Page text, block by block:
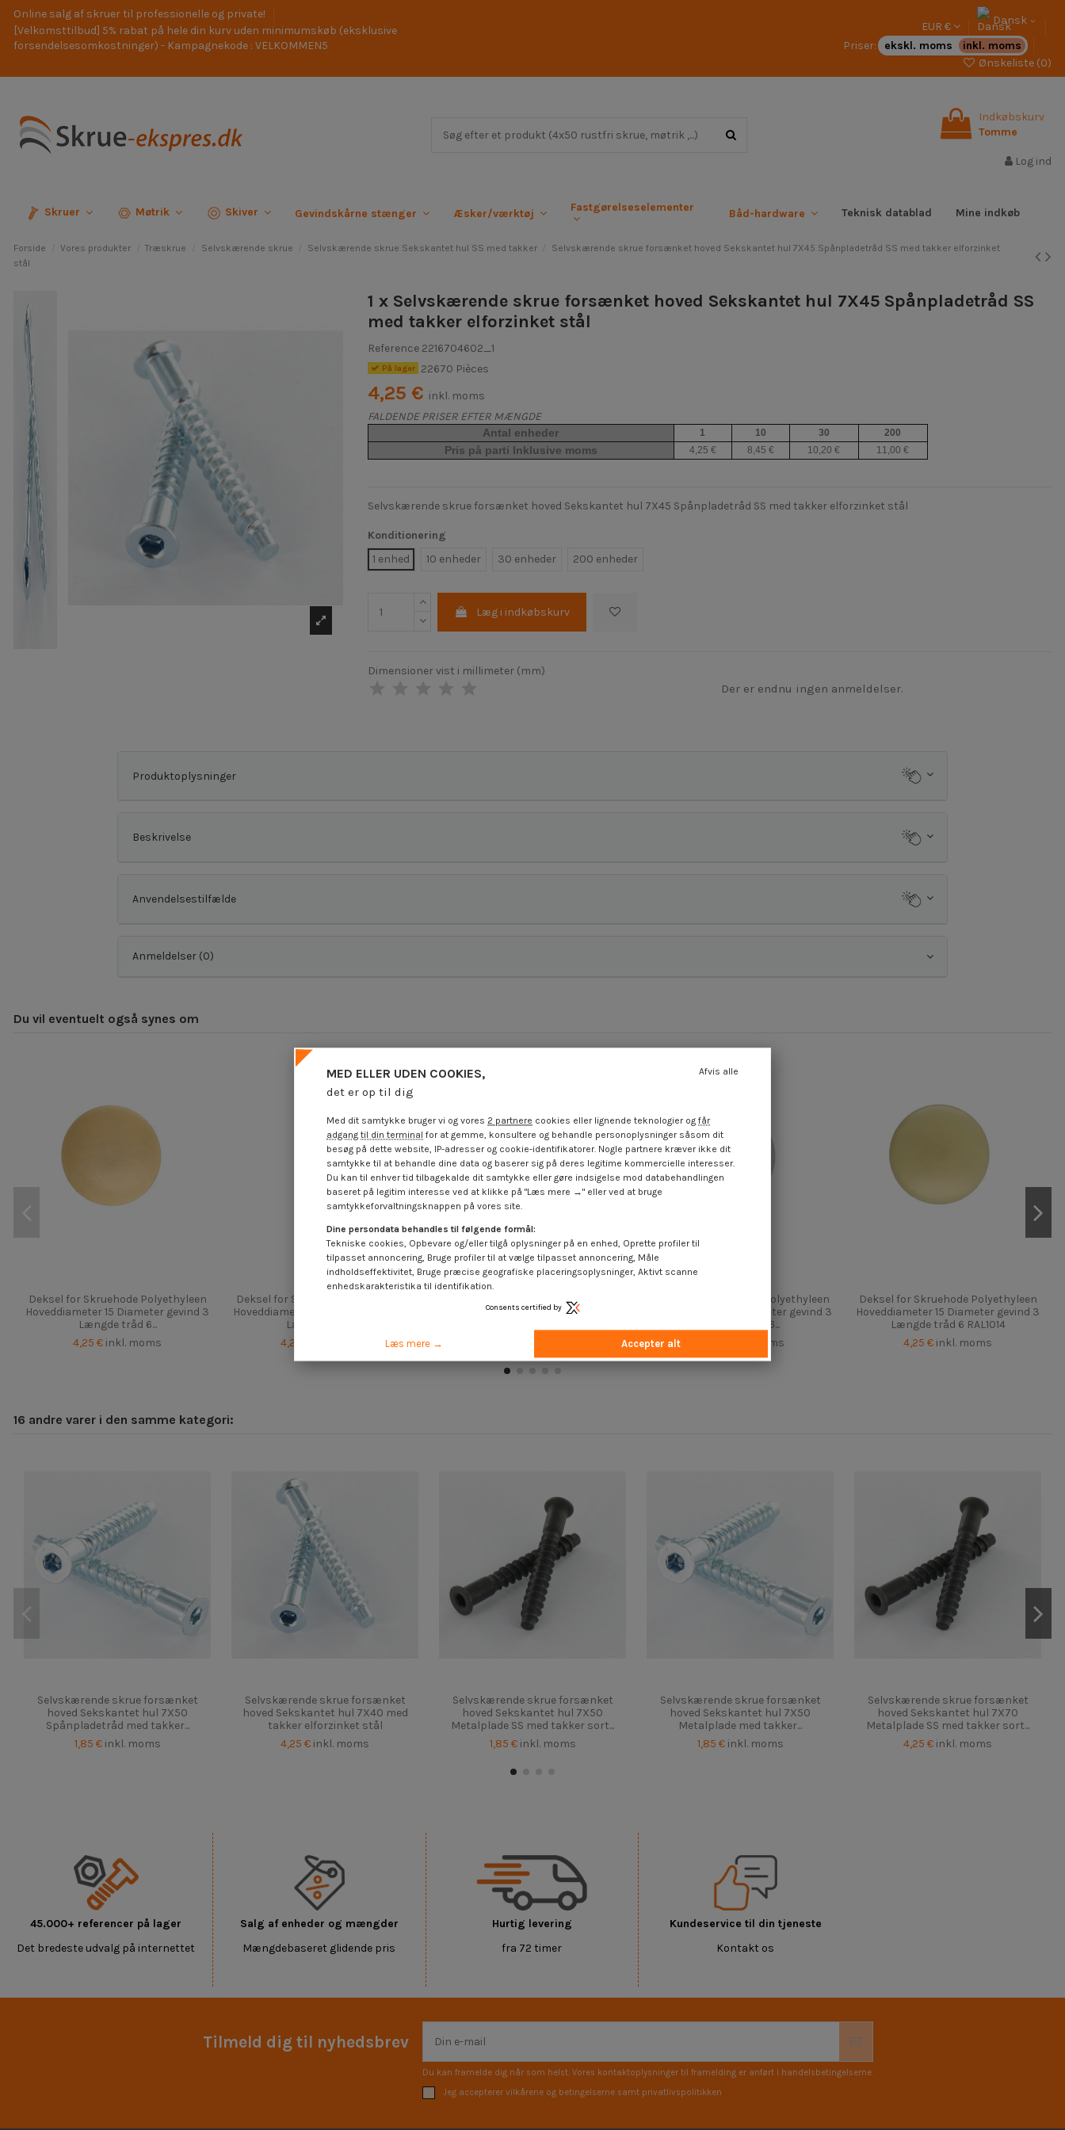
Online salg af skruer til professionelle og private!
[Velkomsttilbud] 5% rabat på hele din kurv uden minimumskøb (eksklusive
forsendelsesomkostninger) - Kampagnekode : VELKOMMEN5
EUR €
Dansk
Priser:
ekskl. moms
inkl. moms
Ønskeliste (0)
Indkøbskurv
Tomme
Log ind
Skruer Møtrik Skiver Gevindskårne stænger Æsker/værktøj Fastgørelseselementer Båd-hardware Teknisk datablad Mine indkøb
Forside Vores produkter Træskrue Selvskærende skrue Selvskærende skrue Sekskantet hul SS med takker
Selvskærende skrue forsænket hoved Sekskantet hul 7X45 Spånpladetråd SS med takker elforzinket
stål
1 x Selvskærende skrue forsænket hoved Sekskantet hul 7X45 Spånpladetråd SS
med takker elforzinket stål
Reference 2216704602_1
På lager 22670 Pièces
4,25 € inkl. moms
FALDENDE PRISER EFTER MÆNGDE
Antal enheder 1 10 30 200
Pris på parti Inklusive moms 4,25 € 8,45 € 10,20 € 11,00 €
Selvskærende skrue forsænket hoved Sekskantet hul 7X45 Spånpladetråd SS med takker elforzinket stål
Konditionering
1 enhed
10 enheder 30 enheder 200 enheder
Læg i indkøbskurv
Dimensioner vist i millimeter (mm)
Der er endnu ingen anmeldelser.
Produktoplysninger
Beskrivelse
Anvendelsestilfælde
Anmeldelser (0)
Du vil eventuelt også synes om
Deksel for Skruehode Polyethyleen
Hoveddiameter 15 Diameter gevind 3
Længde tråd 6...
4,25 € inkl. moms
Deksel for Skruehode Polyethyleen
Hoveddiameter 12 Diameter gevind 3
Længde tråd 7...
4,25 €
Deksel for Skruehode Polyethyleen
Hoveddiameter 15 Diameter gevind 3
Deksel for Skruehode Polyethyleen
Hoveddiameter 15 Diameter gevind 3
Længde tråd 6...
inkl. moms
Deksel for Skruehode Polyethyleen
Hoveddiameter 15 Diameter gevind 3
Længde tråd 6 RAL1014
4,25 € inkl. moms
16 andre varer i den samme kategori:
Selvskærende skrue forsænket
hoved Sekskantet hul 7X50
Spånpladetråd med takker...
1,85 € inkl. moms
Selvskærende skrue forsænket
hoved Sekskantet hul 7X40 med
takker elforzinket stål
4,25 € inkl. moms
Selvskærende skrue forsænket
hoved Sekskantet hul 7X50
Metalplade SS med takker sort...
1,85 € inkl. moms
Selvskærende skrue forsænket
hoved Sekskantet hul 7X50
Metalplade med takker...
1,85 € inkl. moms
Selvskærende skrue forsænket
hoved Sekskantet hul 7X70
Metalplade SS med takker sort...
4,25 € inkl. moms
45.000+ referencer på lager
Det bredeste udvalg på internettet
Salg af enheder og mængder
Mængdebaseret glidende pris
Hurtig levering
fra 72 timer
Kundeservice til din tjeneste
Kontakt os
Tilmeld dig til nyhedsbrev
Du kan framelde dig når som helst. Vores kontaktoplysninger til framelding er anført i handelsbetingelserne.
Jeg accepterer vilkårene og betingelserne samt privatlivspolitikken
MED ELLER UDEN COOKIES,
det er op til dig
Afvis alle
Med dit samtykke bruger vi og vores 2 partnere cookies eller lignende teknologier og får
adgang til din terminal for at gemme, konsultere og behandle personoplysninger såsom dit
besøg på dette website, IP-adresser og cookie-identifikatorer. Nogle partnere kræver ikke dit
samtykke til at behandle dine data og baserer sig på deres legitime kommercielle interesser.
Du kan til enhver tid tilbagekalde dit samtykke eller gøre indsigelse mod databehandlingen
baseret på legitim interesse ved at klikke på "Læs mere →" eller ved at bruge
samtykkeforvaltningsknappen på vores site.
Dine persondata behandles til følgende formål:
Tekniske cookies, Opbevare og/eller tilgå oplysninger på en enhed, Oprette profiler til
tilpasset annoncering, Bruge profiler til at vælge tilpasset annoncering, Måle
indholdseffektivitet, Bruge præcise geografiske placeringsoplysninger, Aktivt scanne
enhedskarakteristika til identifikation.
Consents certified by
Læs mere → Accepter alt